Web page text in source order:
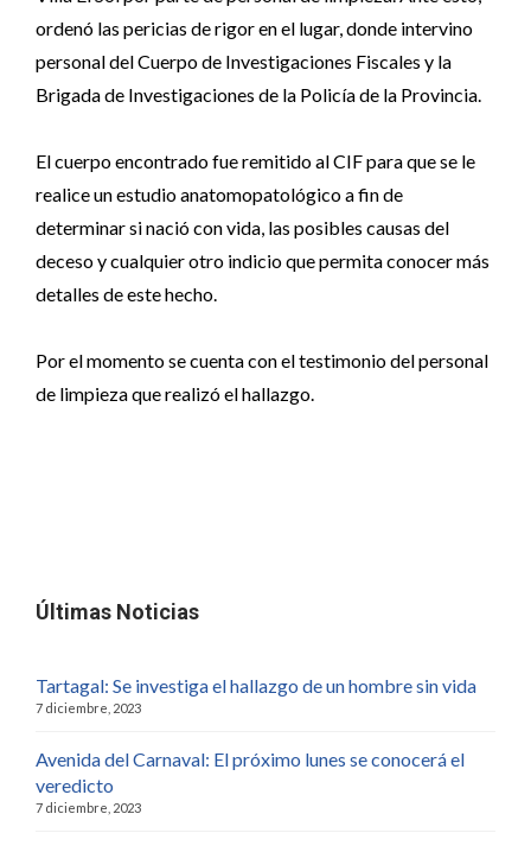
ordenó las pericias de rigor en el lugar, donde intervino
personal del Cuerpo de Investigaciones Fiscales y la
Brigada de Investigaciones de la Policía de la Provincia.
El cuerpo encontrado fue remitido al CIF para que se le
realice un estudio anatomopatológico a fin de
determinar si nació con vida, las posibles causas del
deceso y cualquier otro indicio que permita conocer más
detalles de este hecho.
Por el momento se cuenta con el testimonio del personal
de limpieza que realizó el hallazgo.
Últimas Noticias
Tartagal: Se investiga el hallazgo de un hombre sin vida
7 diciembre, 2023
Avenida del Carnaval: El próximo lunes se conocerá el
veredicto
7 diciembre, 2023